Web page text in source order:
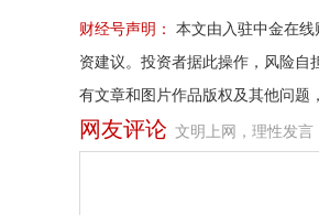
财经号声明：
本文由入驻中金在
资建议。投资者据此操作，风险自
有文章和图片作品版权及其他问题
网友评论 文明上网，理性发言